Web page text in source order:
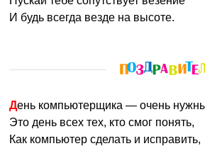
И будь всегда везде на высоте.
День компьютерщика — очень
Это день всех тех, кто смог понять,
Как компьютер сделать и исправить,